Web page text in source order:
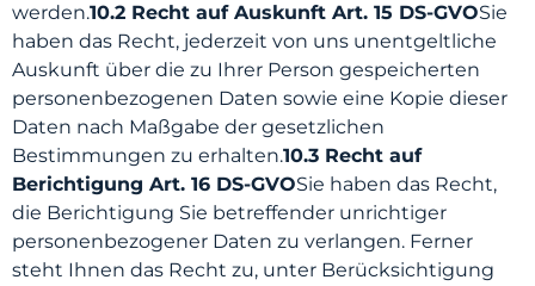
werden.10.2 Recht auf Auskunft Art. 15 DS-GVOSie
haben das Recht, jederzeit von uns unentgeltliche
Auskunft über die zu Ihrer Person gespeicherten
personenbezogenen Daten sowie eine Kopie dieser
Daten nach Maßgabe der gesetzlichen
Bestimmungen zu erhalten.10.3 Recht auf
Berichtigung Art. 16 DS-GVOSie haben das Recht,
die Berichtigung Sie betreffender unrichtiger
personenbezogener Daten zu verlangen. Ferner
steht Ihnen das Recht zu, unter Berücksichtigung